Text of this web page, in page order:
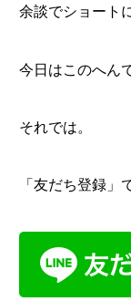
余談でショート
今日はこのへんで
それでは。
「友だち登録」